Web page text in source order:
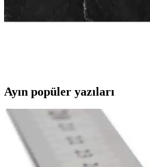
Kişiye Özel Lüks Kutulu Deri
Hediye Seti LK128
Ayın popüler yazıları